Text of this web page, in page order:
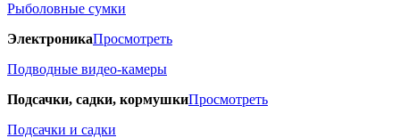
Рыболовные сумки
ЭлектроникаПросмотреть
Подводные видео-камеры
Подсачки, садки, кормушкиПросмотреть
Подсачки и садки